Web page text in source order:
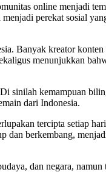
online menjadi
perekat sosial
Banyak kreator konten
menunjukkan
sinilah kemampuan
dari Indonesia.
tercipta setiap
dan berkembang,
dan negara,